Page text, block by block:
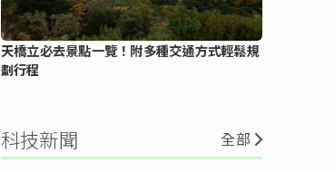
天橋立必去景點一覽！附多種交通方式輕鬆規
劃行程
科技新聞 全部